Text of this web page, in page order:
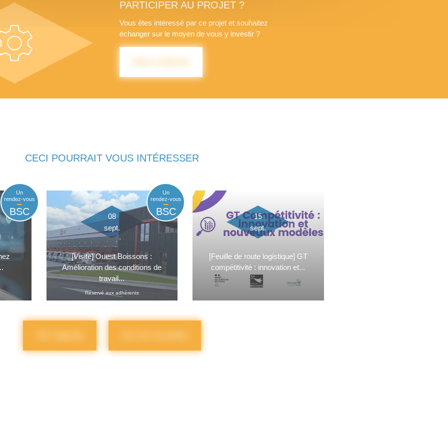
PARTICIPER AU PROJET ?
Vous êtes intéressé par ce projet et souhaitez
échanger sur le moyen de vous y investir ?
CECI POURRAIT VOUS INTÉRESSER
Un
rendez-vous
BSC
08
sept.
Un
rendez-vous
BSC
[Visite] Ouest Boissons :
Amélioration des conditions de
travail...
Réservé aux adhérents
15
sept.
[Feuille de route logistique] GT
compétitivité : innovation et...